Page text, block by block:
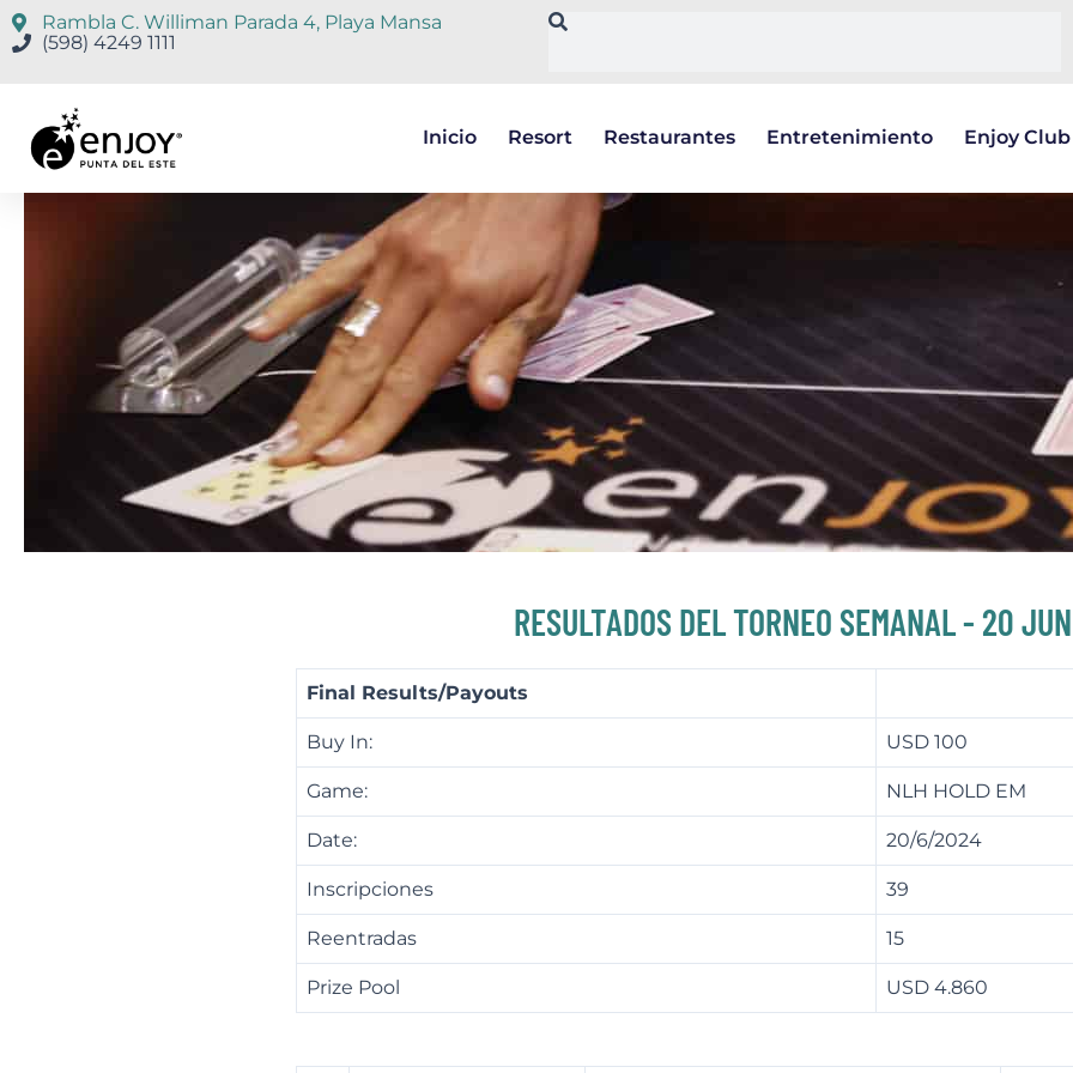
Rambla C. Williman Parada 4, Playa Mansa
(598) 4249 1111
Inicio Resort Restaurantes Entretenimiento Enjoy Club
RESULTADOS DEL TORNEO SEMANAL - 20
Final Results/Payouts
Buy In: USD 100
Game: NLH HOLD EM
Date: 20/6/2024
Inscripciones 39
Reentradas 15
Prize Pool USD 4.860